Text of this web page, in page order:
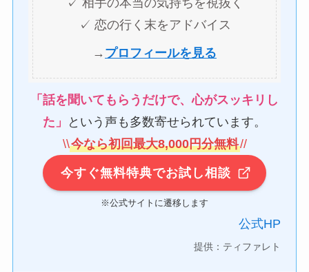
✓ 恋の行く末をアドバイス
→ プロフィールを見る
「話を聞いてもらうだけで、心がスッキリし
た」
という声も多数寄せられています。
\\今なら初回最大8,000円分無料//
今すぐ無料特典でお試し相談
※公式サイトに遷移します
公式HP
提供：ティファレト